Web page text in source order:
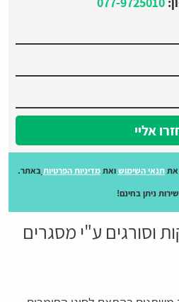
אליי
אתתנאי השימושואתמדיניות הפרטיות באתר.
ניתן בחינם!
וסורגים ע"י מסגרים